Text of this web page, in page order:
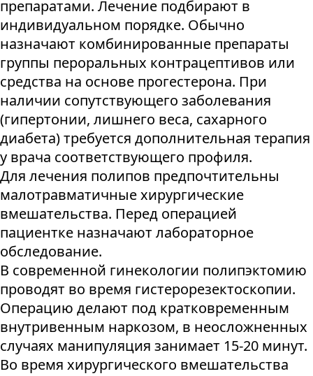
препаратами. Лечение подбирают в
индивидуальном порядке. Обычно
назначают комбинированные препараты
группы пероральных контрацептивов или
средства на основе прогестерона. При
наличии сопутствующего заболевания
(гипертонии, лишнего веса, сахарного
диабета) требуется дополнительная терапия
у врача соответствующего профиля.
Для лечения полипов предпочтительны
малотравматичные хирургические
вмешательства. Перед операцией
пациентке назначают лабораторное
обследование.
В современной гинекологии полипэктомию
проводят во время гистерорезектоскопии.
Операцию делают под кратковременным
внутривенным наркозом, в неосложненных
случаях манипуляция занимает 15-20 минут.
Во время хирургического вмешательства